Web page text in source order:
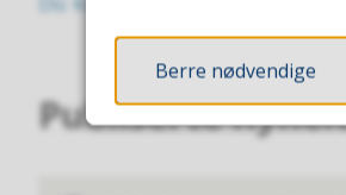
Publiserte
Berre nødvendige